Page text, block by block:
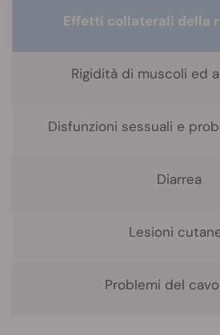
Effetti collaterali della
Rigidità di muscoli ed
Disfunzioni sessuali e
Diarrea
Lesioni
Problemi del